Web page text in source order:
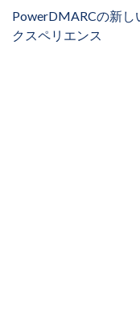
PowerDMARCの新
クスペリエンス